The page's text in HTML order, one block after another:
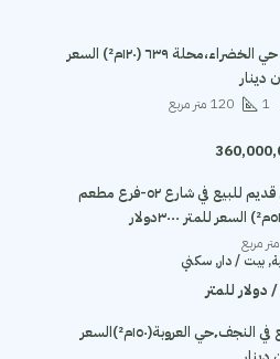
دار للبيع حي الخضراء،محلة ٦٣٩ (١٢٠م²) السعر
1
120 متر مربع
دار سكني قديم للبيع في شارع ٥٢-فرع مطعم
متر مربع
بيت / دار, سكني
بيت للبيع في النجف٬حي العروبة(١٥٠م²)السعر